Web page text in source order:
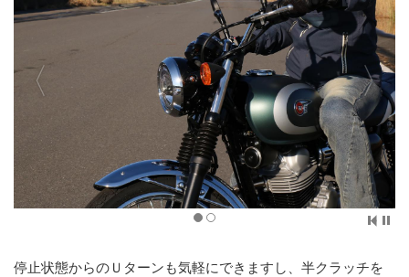
停止状態からのＵターンも気軽にできますし、半クラッチを